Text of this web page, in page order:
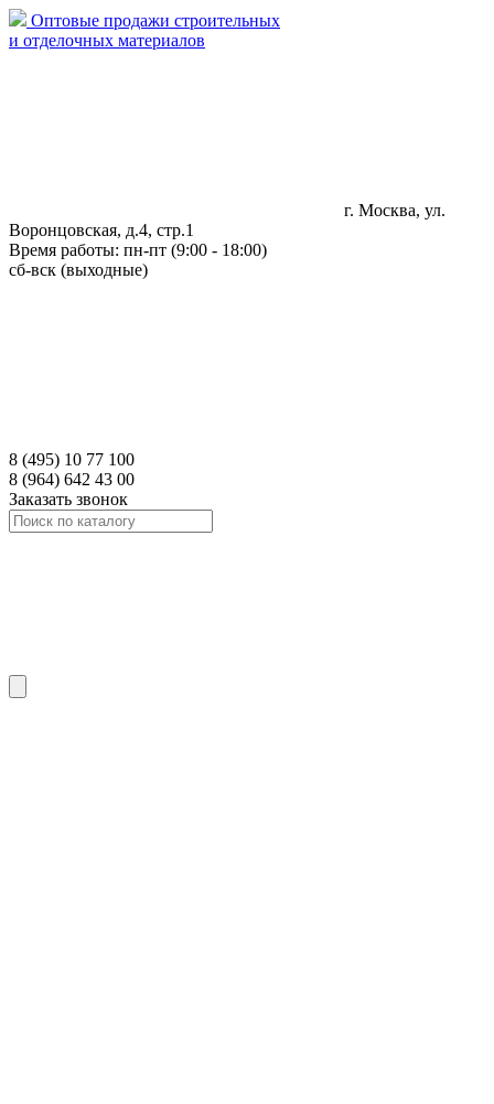
Оптовые продажи строительных
и отделочных материалов
г. Москва, ул.
Воронцовская, д.4, стр.1
Время работы: пн-пт (9:00 - 18:00)
сб-вск (выходные)
8 (495) 10 77 100
8 (964) 642 43 00
Заказать звонок